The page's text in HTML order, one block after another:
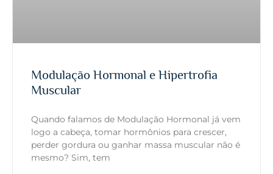
Modulação Hormonal e Hipertrofia
Muscular
Quando falamos de Modulação Hormonal já vem
logo a cabeça, tomar hormônios para crescer,
perder gordura ou ganhar massa muscular não é
mesmo? Sim, tem